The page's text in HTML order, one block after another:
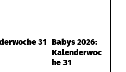
Babys 2026:
Kalenderwoc
he 31